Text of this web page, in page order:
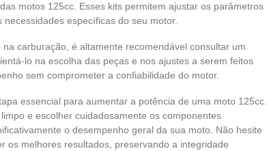
motos 125cc. Esses kits permitem ajustar os parâmetros
específicas do seu motor.
carburação, é altamente recomendável consultar um
lo na escolha das peças e nos ajustes a serem feitos
sem comprometer a confiabilidade do motor.
essencial para aumentar a potência de uma moto 125cc.
e escolher cuidadosamente os componentes
o desempenho geral da sua moto. Não hesite
os melhores resultados, preservando a integridade